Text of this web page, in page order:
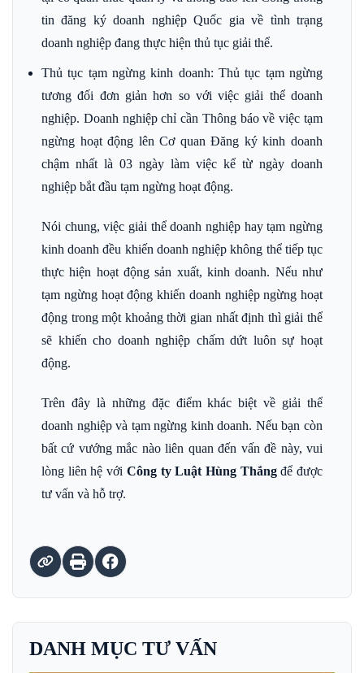
DANH MỤC TƯ VẤN
tin đăng ký doanh nghiệp Quốc gia về tình trạng
doanh nghiệp đang thực hiện thủ tục giải thể.
Thủ tục tạm ngừng kinh doanh: Thủ tục tạm ngừng
tương đối đơn giản hơn so với việc giải thể doanh
nghiệp. Doanh nghiệp chỉ cần Thông báo về việc tạm
ngừng hoạt động lên Cơ quan Đăng ký kinh doanh
chậm nhất là 03 ngày làm việc kể từ ngày doanh
nghiệp bắt đầu tạm ngừng hoạt động.
Nói chung, việc giải thể doanh nghiệp hay tạm ngừng
kinh doanh đều khiến doanh nghiệp không thể tiếp tục
thực hiện hoạt động sản xuất, kinh doanh. Nếu như
tạm ngừng hoạt động khiến doanh nghiệp ngừng hoạt
động trong một khoảng thời gian nhất định thì giải thể
sẽ khiến cho doanh nghiệp chấm dứt luôn sự hoạt
động.
Trên đây là những đặc điểm khác biệt về giải thể
doanh nghiệp và tạm ngừng kinh doanh. Nếu bạn còn
bất cứ vướng mắc nào liên quan đến vấn đề này, vui
lòng liên hệ với Công ty Luật Hùng Thắngđể được
tư vấn và hỗ trợ.